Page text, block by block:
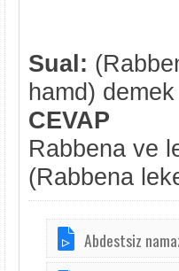
Sual:
hamd)
CEVAP
Rabbena ve
(Rabbena
Abdestsiz